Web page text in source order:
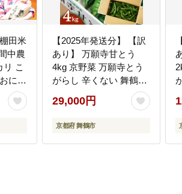
田米
中農
こ
にぎ
農
【2025年発送分】 【訳
あり】 万願寺甘とう
4kg 京野菜 万願寺とう
がらし 辛くない 舞鶴発
祥 地場野菜 野菜 箱入り
農協 JA 京都府 舞鶴市
29,000円
京都府 舞鶴市